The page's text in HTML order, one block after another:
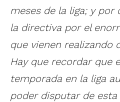
meses de la liga; y por
la directiva por el
que vienen realizando
Hay que recordar que
temporada en la liga
poder disputar de